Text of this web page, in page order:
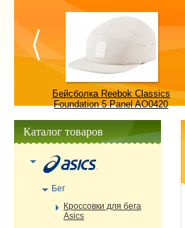
Бейсболка Reebok Classics
Foundation 5 Panel AO0420
Каталог товаров
Бег
Кроссовки для бега
Asics